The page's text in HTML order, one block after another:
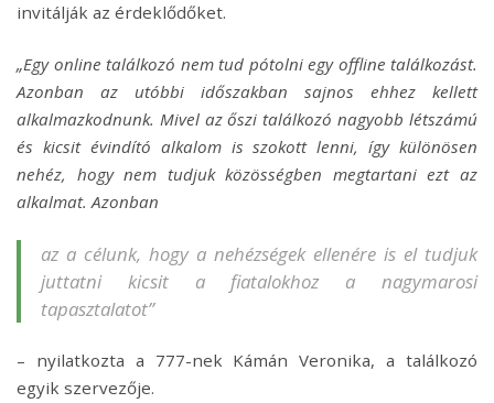
invitálják az érdeklődőket.
„Egy online találkozó nem tud pótolni egy offline találkozást.
Azonban az utóbbi időszakban sajnos ehhez kellett
alkalmazkodnunk. Mivel az őszi találkozó nagyobb létszámú
és kicsit évindító alkalom is szokott lenni, így különösen
nehéz, hogy nem tudjuk közösségben megtartani ezt az
alkalmat. Azonban
az a célunk, hogy a nehézségek ellenére is el tudjuk
juttatni kicsit a fiatalokhoz a nagymarosi
tapasztalatot”
– nyilatkozta a 777-nek Kámán Veronika, a találkozó
egyik szervezője.